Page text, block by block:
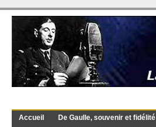
Accueil De Gaulle, souvenir et fidélité